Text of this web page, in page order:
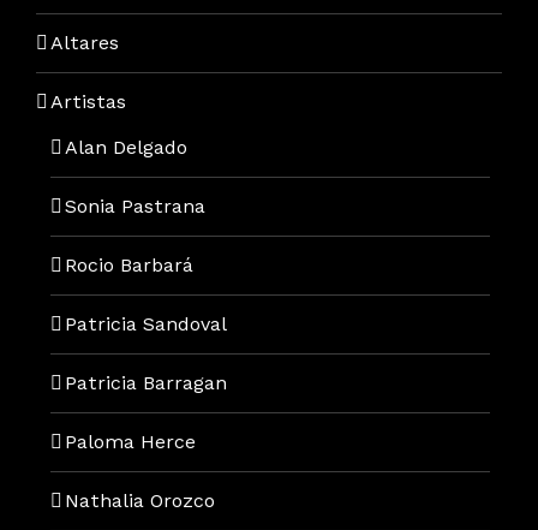
Altares
Artistas
Alan Delgado
Sonia Pastrana
Rocio Barbará
Patricia Sandoval
Patricia Barragan
Paloma Herce
Nathalia Orozco